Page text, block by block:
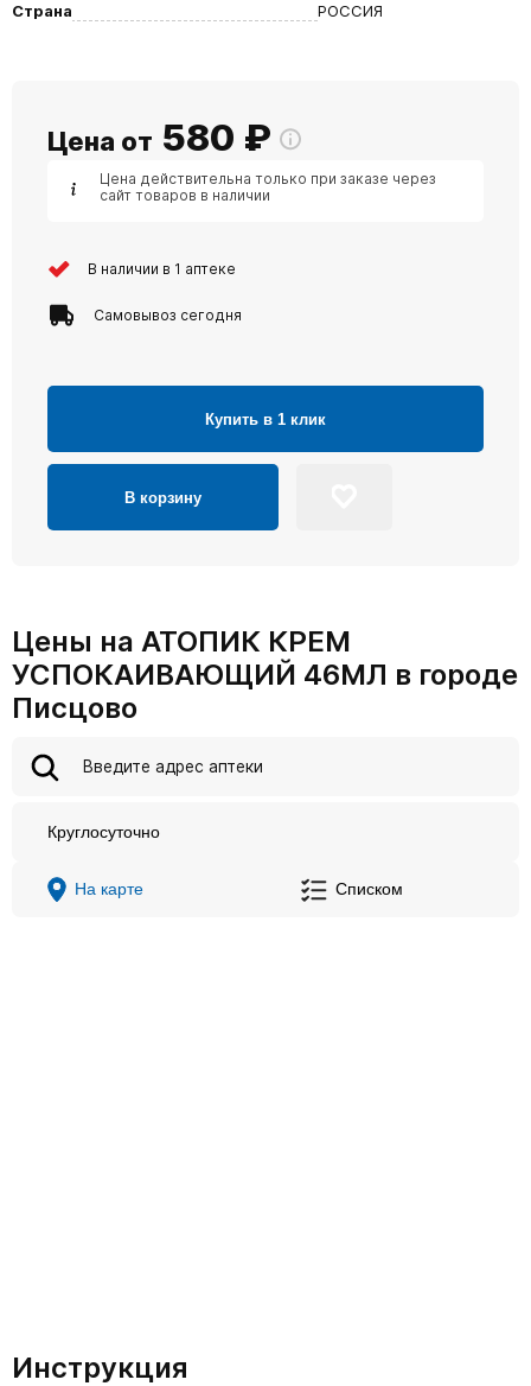
Страна
РОССИЯ
Цена от 580 ₽
Цена действительна только при заказе через
сайт товаров в наличии
В наличии в 1 аптеке
Самовывоз сегодня
Купить в 1 клик
В корзину
Цены на АТОПИК КРЕМ
УСПОКАИВАЮЩИЙ 46МЛ в городе
Писцово
Круглосуточно
На карте Списком
Инструкция